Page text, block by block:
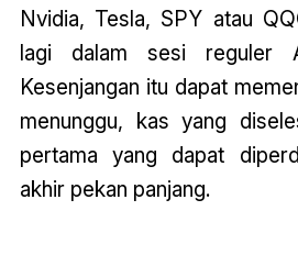
Nvidia, Tesla, SPY atau
lagi dalam sesi reguler
Kesenjangan itu dapat
menunggu, kas yang
pertama yang dapat
akhir pekan panjang.